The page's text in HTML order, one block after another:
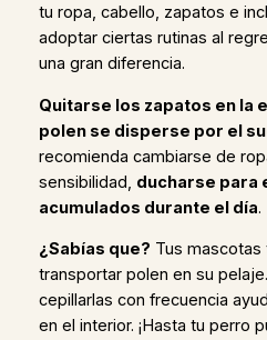
tu ropa, cabello, zapatos e
adoptar ciertas rutinas al
una gran diferencia.
Quitarse los zapatos en la
polen se disperse por el
recomienda cambiarse de
sensibilidad, ducharse para
acumulados durante el día.
¿Sabías que? Tus
transportar polen en su
cepillarlas con frecuencia
en el interior. ¡Hasta tu perro